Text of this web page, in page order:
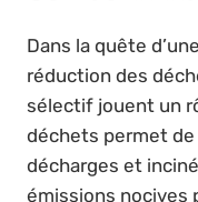
Dans la quête
réduction des
sélectif jouent un
déchets permet de
décharges et
émissions nocives